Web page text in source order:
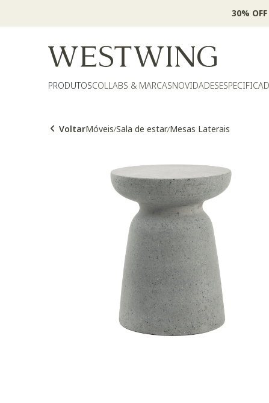
30%
PRODUTOSCOLLABS & MARCASNOVIDADES
VoltarMóveis/Sala de estar/Mesas Laterais